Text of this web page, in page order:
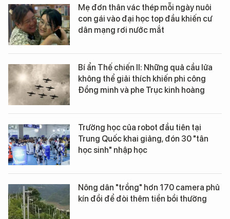
Mẹ đơn thân vác thép mỗi ngày nuôi
con gái vào đại học top đầu khiến cư
dân mạng rơi nước mắt
Bí ẩn Thế chiến II: Những quả cầu lửa
không thể giải thích khiến phi công
Đồng minh và phe Trục kinh hoàng
Trường học của robot đầu tiên tại
Trung Quốc khai giảng, đón 30 "tân
học sinh" nhập học
Nông dân "trồng" hơn 170 camera phủ
kín đồi để đòi thêm tiền bồi thường